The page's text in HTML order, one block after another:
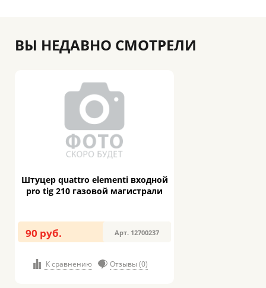
ВЫ НЕДАВНО СМОТРЕЛИ
Штуцер quattro elementi входной
pro tig 210 газовой магистрали
90 руб. Арт. 12700237
К сравнению Отзывы (0)